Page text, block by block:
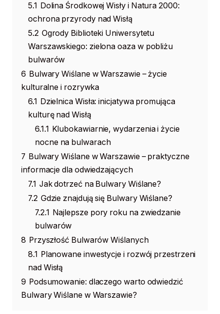
5.1 Dolina Środkowej Wisły i Natura 2000:
ochrona przyrody nad Wisłą
5.2 Ogrody Biblioteki Uniwersytetu
Warszawskiego: zielona oaza w pobliżu
bulwarów
6 Bulwary Wiślane w Warszawie – życie
kulturalne i rozrywka
6.1 Dzielnica Wisła: inicjatywa promująca
kulturę nad Wisłą
6.1.1 Klubokawiarnie, wydarzenia i życie
nocne na bulwarach
7 Bulwary Wiślane w Warszawie – praktyczne
informacje dla odwiedzających
7.1 Jak dotrzeć na Bulwary Wiślane?
7.2 Gdzie znajdują się Bulwary Wiślane?
7.2.1 Najlepsze pory roku na zwiedzanie
bulwarów
8 Przyszłość Bulwarów Wiślanych
8.1 Planowane inwestycje i rozwój przestrzeni
nad Wisłą
9 Podsumowanie: dlaczego warto odwiedzić
Bulwary Wiślane w Warszawie?